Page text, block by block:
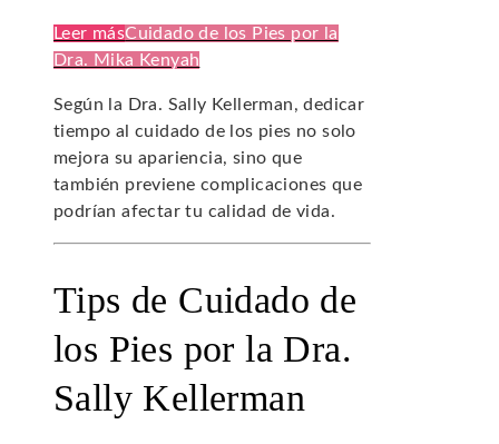
Leer másCuidado de los Pies por la
Dra. Mika Kenyah
Según la Dra. Sally Kellerman, dedicar
tiempo al cuidado de los pies no solo
mejora su apariencia, sino que
también previene complicaciones que
podrían afectar tu calidad de vida.
Tips de Cuidado de
los Pies por la Dra.
Sally Kellerman